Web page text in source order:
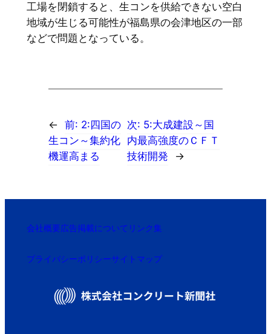
工場を閉鎖すると、生コンを供給できない空白
地域が生じる可能性が福島県の会津地区の一部
などで問題となっている。
← 前: 2:四国の
生コン～集約化
機運高まる
次: 5:大成建設～国
内最高強度のＣＦＴ
技術開発
→
会社概要広告掲載について リンク集
プライバシーポリシーサイトマップ